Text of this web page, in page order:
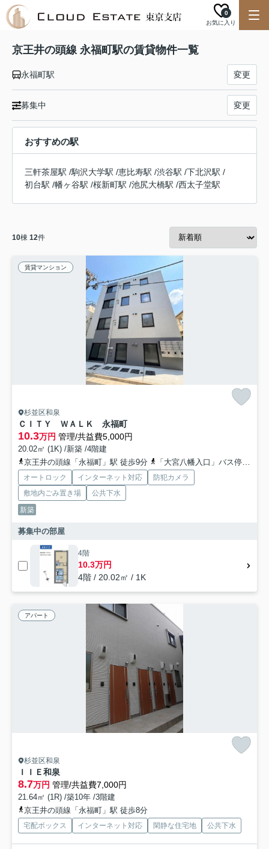
お気に入り
0
京王井の頭線 永福町駅の賃貸物件一覧
永福町駅 変更
募集中 変更
おすすめの駅
三軒茶屋駅 /駒沢大学駅 /恵比寿駅 /渋谷駅 /下北沢駅 /
初台駅 /幡ヶ谷駅 /桜新町駅 /池尻大橋駅 /西太子堂駅
10棟 12件
賃貸マンション
杉並区和泉
ＣＩＴＹ ＷＡＬＫ 永福町
10.3万円 管理/共益費5,000円
20.02㎡ (1K) /新築 /4階建
京王井の頭線「永福町」駅 徒歩9分
「大宮八幡入口」バス停下車 徒歩3分
オートロック インターネット対応
防犯カメラ
敷地内ごみ置き場
公共下水
新築
募集中の部屋
4階
10.3万円
4階 / 20.02㎡ / 1K
アパート
杉並区和泉
ＩＩＥ和泉
8.7万円 管理/共益費7,000円
21.64㎡ (1R) /築10年 /3階建
京王井の頭線「永福町」駅 徒歩8分
宅配ボックス インターネット対応 閑静な住宅地 公共下水